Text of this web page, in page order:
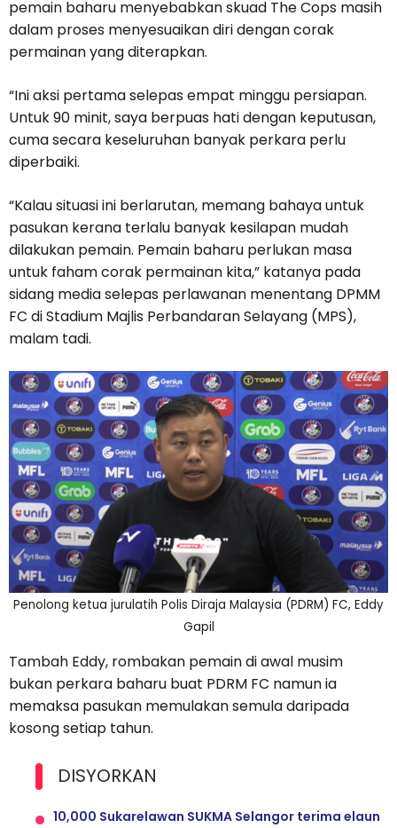
pemain baharu menyebabkan skuad The Cops masih
dalam proses menyesuaikan diri dengan corak
permainan yang diterapkan.
“Ini aksi pertama selepas empat minggu persiapan.
Untuk 90 minit, saya berpuas hati dengan keputusan,
cuma secara keseluruhan banyak perkara perlu
diperbaiki.
“Kalau situasi ini berlarutan, memang bahaya untuk
pasukan kerana terlalu banyak kesilapan mudah
dilakukan pemain. Pemain baharu perlukan masa
untuk faham corak permainan kita,” katanya pada
sidang media selepas perlawanan menentang DPMM
FC di Stadium Majlis Perbandaran Selayang (MPS),
malam tadi.
Penolong ketua jurulatih Polis Diraja Malaysia (PDRM) FC, Eddy
Gapil
Tambah Eddy, rombakan pemain di awal musim
bukan perkara baharu buat PDRM FC namun ia
memaksa pasukan memulakan semula daripada
kosong setiap tahun.
DISYORKAN
10,000 Sukarelawan SUKMA Selangor terima elaun